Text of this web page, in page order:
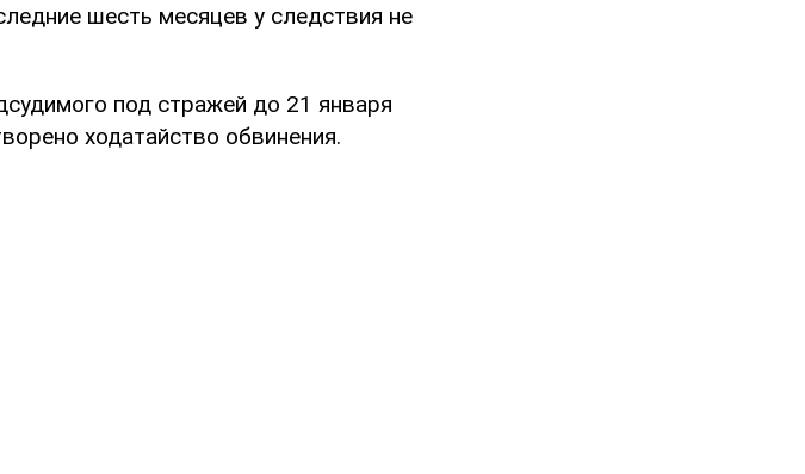
шесть месяцев у следствия не
под стражей до 21 января
ходатайство обвинения.